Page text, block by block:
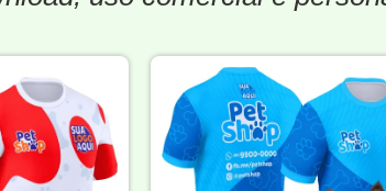
Uniforme
Geografia